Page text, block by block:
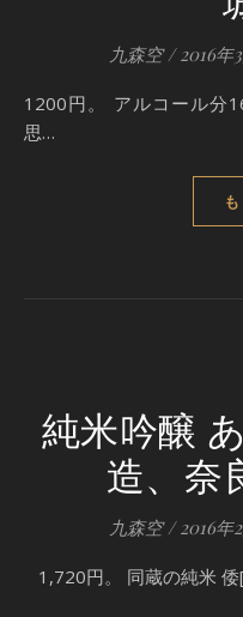
九森空 / 2016年
1200円。 アルコール分16度。精米歩合65% 1200円とは
思…
純米吟醸
造、奈
九森空 / 2016年
1,720円。 同蔵の純米